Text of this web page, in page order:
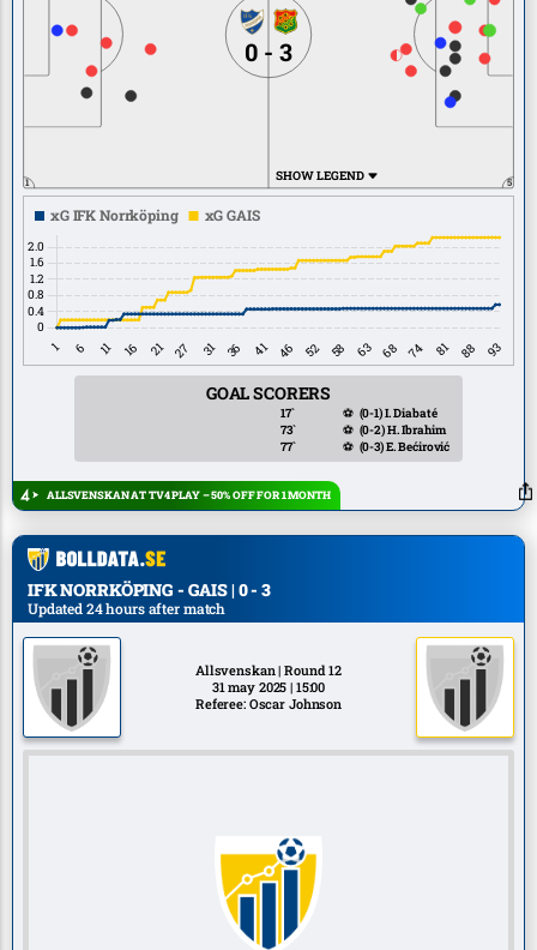
1 5
0 - 3
SHOW LEGEND
GOAL SCORERS
17` ⚽ (0-1)I. Diabaté
73`
⚽ (0-2)H. Ibrahim
77`
⚽ (0-3)E. Bećirović
ALLSVENSKAN AT TV4 PLAY – 50% OFF FOR 1 MONTH
IFK NORRKÖPING - GAIS | 0 - 3
Updated 24 hours after match
Allsvenskan | Round 12
31 may 2025 | 15:00
Referee: Oscar Johnson